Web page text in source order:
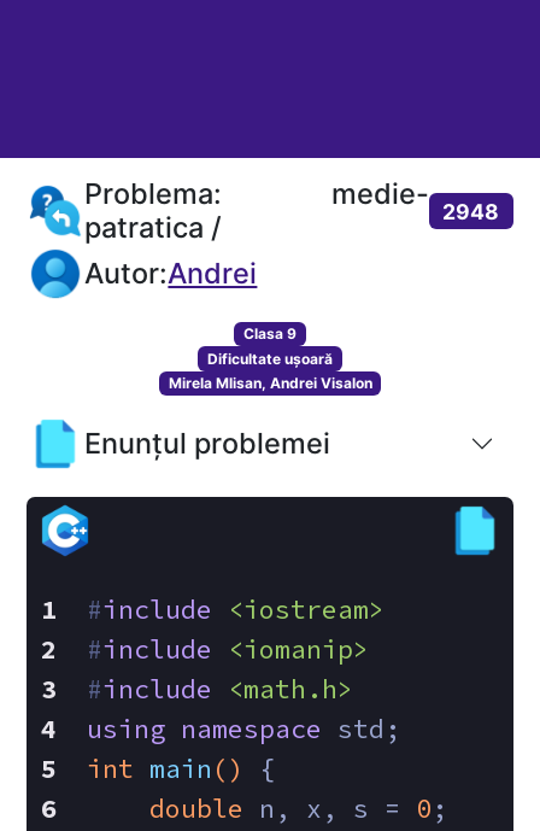
Problema: medie-
patratica /
2948
Autor:Andrei
Clasa 9
Dificultate ușoară
Mirela Mlisan, Andrei Visalon
Enunțul problemei
#include
<iostream>
#include
<iomanip>
#include
<math.h>
using namespace std;
int main ()
{
double n, x, s = 0 ;